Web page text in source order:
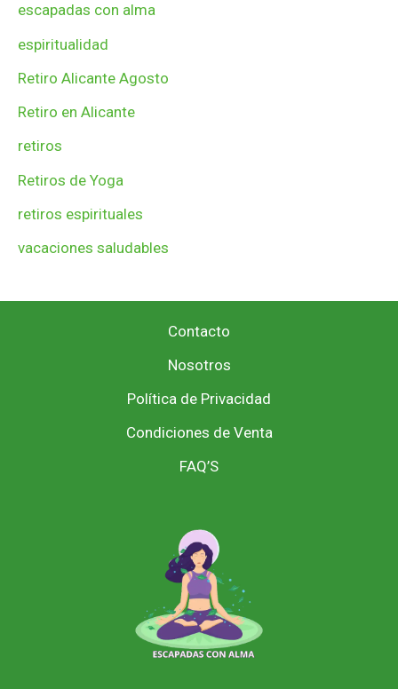
escapadas con alma
espiritualidad
Retiro Alicante Agosto
Retiro en Alicante
retiros
Retiros de Yoga
retiros espirituales
vacaciones saludables
Contacto
Nosotros
Política de Privacidad
Condiciones de Venta
FAQ’S